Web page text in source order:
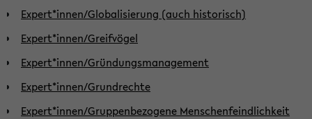
Expert*innen/Globalisierung (auch historisch)
Expert*innen/Greifvögel
Expert*innen/Gründungsmanagement
Expert*innen/Grundrechte
Expert*innen/Gruppenbezogene Menschenfeindlichkeit